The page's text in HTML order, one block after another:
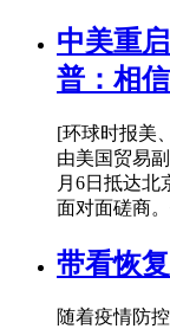
中美重
普：相
[环球时报美
由美国贸易
月6日抵达北
面对面磋商
带看恢
随着疫情防